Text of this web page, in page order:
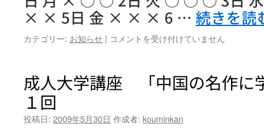
× × 5日 金 × × × 6 … 続きを読
カテゴリー: お知らせ | ６
展
示
ア
コメントを受け付けていません
成人大学講座 「中国の名作
１回
投稿日: 2009年5月30日 作成者: kouminkan